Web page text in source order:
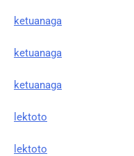
ketuanaga
ketuanaga
ketuanaga
lektoto
lektoto